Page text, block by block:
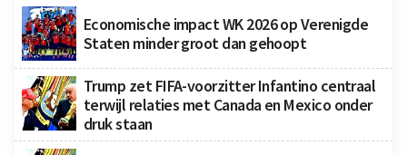
Economische impact WK 2026 op Verenigde
Staten minder groot dan gehoopt
Trump zet FIFA-voorzitter Infantino centraal
terwijl relaties met Canada en Mexico onder
druk staan